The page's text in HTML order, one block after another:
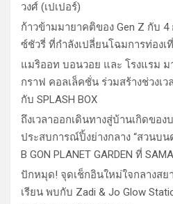
วงศ์ (เปเปอร์)
ก้าวข้ามมายาคติของ Gen Z กับ
ซ์ชัวรี่ ที่กำลังเปลี่ยนโฉมการท่องเ
แมริออท บอนวอย และ โรงแรม ม
กราฟ คอลเล็คชั่น ร่วมสร้างช่วงเ
กับ SPLASH BOX
ถึงเวลาออกเดินทางสู่บ้านเกิดขอ
ประสบการณ์ปิ้งย่างกลาง “สวนบน
B GON PLANET GARDEN ที่
ปักหมุด! จุดเช็กอินใหม่ใจกลางส
เรียน พบกับ Zadi & Jo Glow